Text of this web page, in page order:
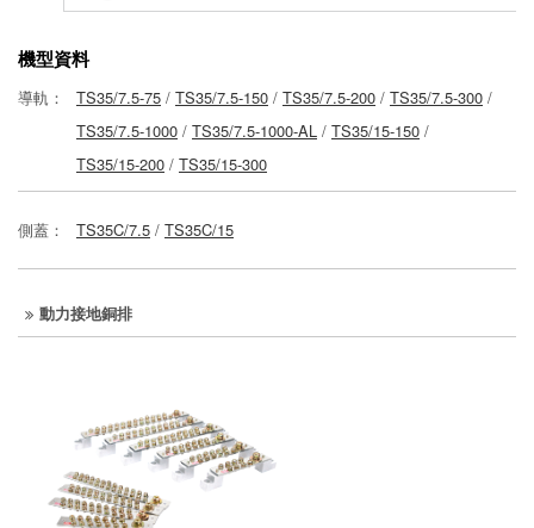
機型資料
導軌： TS35/7.5-75 / TS35/7.5-150 / TS35/7.5-200 / TS35/7.5-300 /
TS35/7.5-1000 / TS35/7.5-1000-AL / TS35/15-150 /
TS35/15-200 / TS35/15-300
側蓋： TS35C/7.5 / TS35C/15
動力接地銅排